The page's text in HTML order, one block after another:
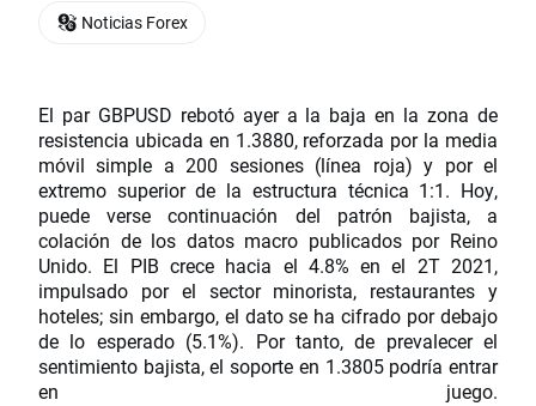
El par GBPUSD rebotó ayer a la baja en la zona de
resistencia ubicada en 1.3880, reforzada por la media
móvil simple a 200 sesiones (línea roja) y por el
extremo superior de la estructura técnica 1:1. Hoy,
puede verse continuación del patrón bajista, a
colación de los datos macro publicados por Reino
Unido. El PIB crece hacia el 4.8% en el 2T 2021,
impulsado por el sector minorista, restaurantes y
hoteles; sin embargo, el dato se ha cifrado por debajo
de lo esperado (5.1%). Por tanto, de prevalecer el
sentimiento bajista, el soporte en 1.3805 podría entrar
en juego.
Noticias Forex